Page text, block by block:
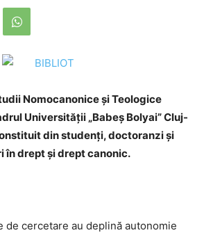
Nomocanonice și Teologice
Universității „Babeș Bolyai” Cluj-
din studenți, doctoranzi și
în drept și drept canonic.
de cercetare au deplină autonomie